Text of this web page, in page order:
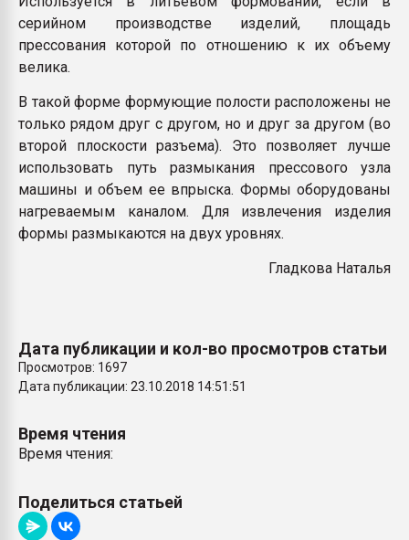
Всё, что касается
бутылок
серийном производстве изделий, площадь
прессования которой по отношению к их объему
велика.
В такой форме формующие полости расположены не
только рядом друг с другом, но и друг за другом (во
второй плоскости разъема). Это позволяет лучше
использовать путь размыкания прессового узла
машины и объем ее впрыска. Формы оборудованы
нагреваемым каналом. Для извлечения изделия
формы размыкаются на двух уровнях.
Гладкова Наталья
Дата публикации и кол-во просмотров статьи
Просмотров: 1697
Дата публикации: 23.10.2018 14:51:51
Время чтения
Время чтения:
Поделиться статьей